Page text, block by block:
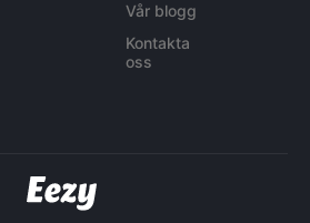
Vår blogg
Kontakta
oss